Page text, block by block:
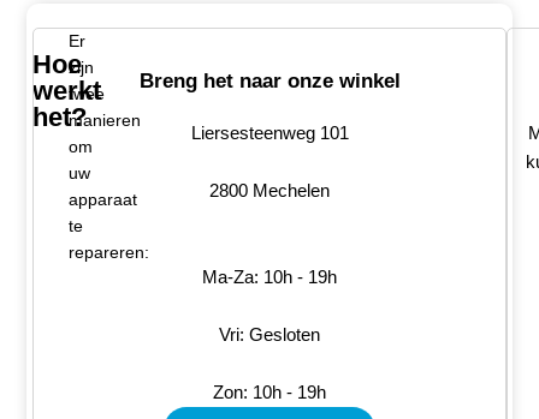
Hoe
werkt
het?
Er
zijn
twee
manieren
om
uw
apparaat
te
repareren:
Breng het naar onze winkel
Liersesteenweg 101
2800 Mechelen
Ma-Za: 10h - 19h
Vri: Gesloten
Zon: 10h - 19h